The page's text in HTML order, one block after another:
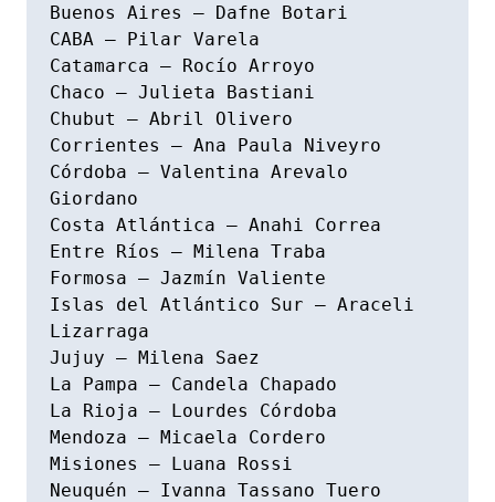
Buenos Aires – Dafne Botari
CABA – Pilar Varela
Catamarca – Rocío Arroyo
Chaco – Julieta Bastiani
Chubut – Abril Olivero
Corrientes – Ana Paula Niveyro
Córdoba – Valentina Arevalo
Giordano
Costa Atlántica – Anahi Correa
Entre Ríos – Milena Traba
Formosa – Jazmín Valiente
Islas del Atlántico Sur – Araceli
Lizarraga
Jujuy – Milena Saez
La Pampa – Candela Chapado
La Rioja – Lourdes Córdoba
Mendoza – Micaela Cordero
Misiones – Luana Rossi
Neuquén – Ivanna Tassano Tuero